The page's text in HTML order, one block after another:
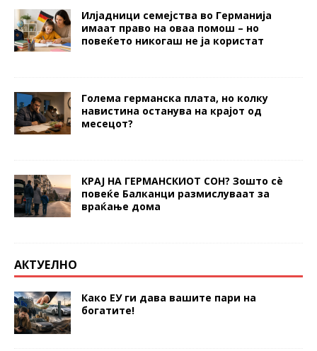
Илјадници семејства во Германија
имаат право на оваа помош – но
повеќето никогаш не ја користат
Голема германска плата, но колку
навистина останува на крајот од
месецот?
КРАЈ НА ГЕРМАНСКИОТ СОН? Зошто сè
повеќе Балканци размислуваат за
враќање дома
АКТУЕЛНО
Како ЕУ ги дава вашите пари на
богатите!